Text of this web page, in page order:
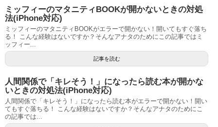
ミッフィーのマタニティBOOKが開かないときの対処
法(iPhone対応)
ミッフィーのマタニティBOOKがエラーで開かない！開いてもすぐ落ち
る！ こんな経験はないですか？そんなアナタのためにこの記事ではミ
ッフィー...
記事を読む
人間関係で「キレそう！」になったら読む本が開かな
いときの対処法(iPhone対応)
人間関係で「キレそう！」になったら読む本がエラーで開かない！開い
てもすぐ落ちる！ こんな経験はないですか？そんなアナタのためにこ
の記事では...